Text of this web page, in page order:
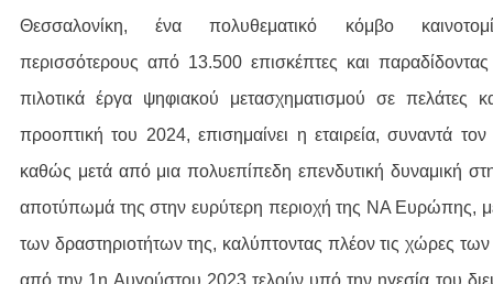
Θεσσαλονίκη, ένα πολυθεματικό κόμβο
περισσότερους από 13.500 επισκέπτες και
πιλοτικά έργα ψηφιακού μετασχηματισμού σε πελάτες
προοπτική του 2024, επισημαίνει η εταιρεία, συναντά
καθώς μετά από μια πολυεπίπεδη επενδυτική δυναμική
αποτύπωμά της στην ευρύτερη περιοχή της ΝΑ Ευρώπης,
των δραστηριοτήτων της, καλύπτοντας πλέον τις χώρες
από την 1η Αυγούστου 2023 τελούν υπό την ηγεσία του